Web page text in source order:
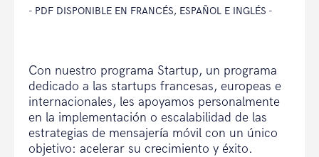
- PDF DISPONIBLE EN FRANCÉS, ESPAÑOL E INGLÉS -
Con nuestro programa Startup, un programa
dedicado a las startups francesas, europeas e
internacionales, les apoyamos personalmente
en la implementación o escalabilidad de las
estrategias de mensajería móvil con un único
objetivo: acelerar su crecimiento y éxito.